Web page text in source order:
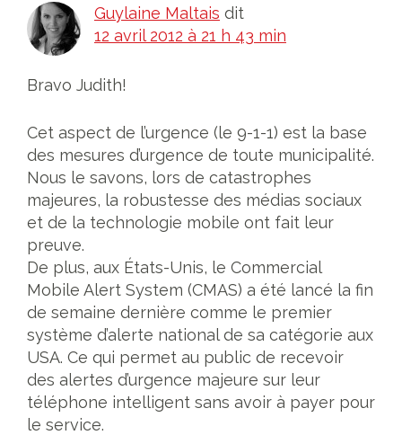
Guylaine Maltais dit
12 avril 2012 à 21 h 43 min
Bravo Judith!
Cet aspect de l’urgence (le 9-1-1) est la base
des mesures d’urgence de toute municipalité.
Nous le savons, lors de catastrophes
majeures, la robustesse des médias sociaux
et de la technologie mobile ont fait leur
preuve.
De plus, aux États-Unis, le Commercial
Mobile Alert System (CMAS) a été lancé la fin
de semaine dernière comme le premier
système d’alerte national de sa catégorie aux
USA. Ce qui permet au public de recevoir
des alertes d’urgence majeure sur leur
téléphone intelligent sans avoir à payer pour
le service.